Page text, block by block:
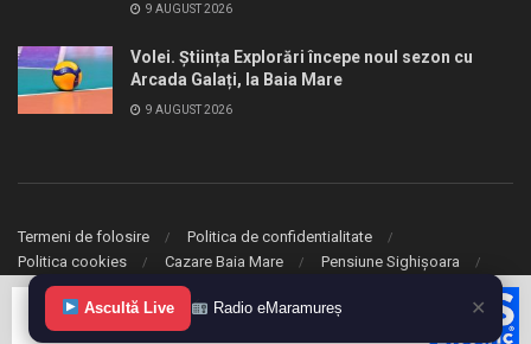
9 AUGUST 2026
Volei. Știința Explorări începe noul sezon cu
Arcada Galați, la Baia Mare
9 AUGUST 2026
Termeni de folosire
Politica de confidentialitate
Politica cookies
Cazare Baia Mare Pensiune Sighișoara
© 2020 eMaramures. Toate drepturile rezervate.
Ascultă Live Radio eMaramureș ✕